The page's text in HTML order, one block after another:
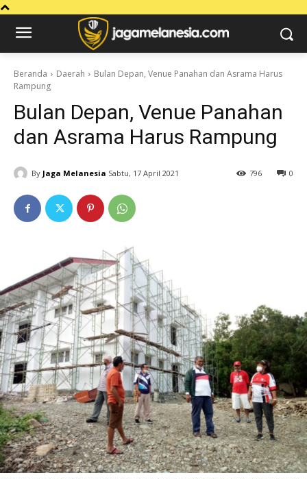
Beranda Daerah
Bulan Depan, Venue Panahan dan Asrama Harus
Rampung
Bulan Depan, Venue Panahan
dan Asrama Harus Rampung
By Jaga Melanesia Sabtu, 17 April 2021 0
796